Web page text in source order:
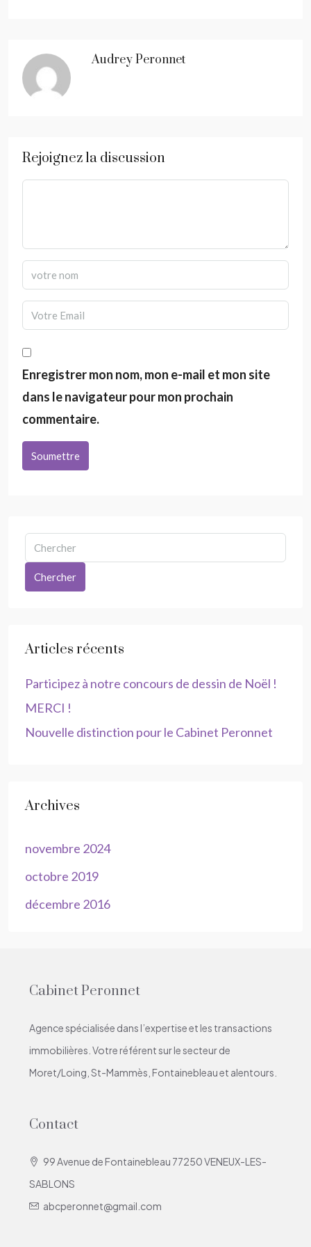
Audrey Peronnet
Rejoignez la discussion
Enregistrer mon nom, mon e-mail et mon site
dans le navigateur pour mon prochain
commentaire.
Soumettre
Chercher
Articles récents
Participez à notre concours de dessin de Noël !
MERCI !
Nouvelle distinction pour le Cabinet Peronnet
Archives
novembre 2024
octobre 2019
décembre 2016
Cabinet Peronnet
Agence spécialisée dans l’expertise et les transactions
immobilières. Votre référent sur le secteur de
Moret/Loing, St-Mammès, Fontainebleau et alentours.
Contact
99 Avenue de Fontainebleau 77250 VENEUX-LES-
SABLONS
abcperonnet@gmail.com